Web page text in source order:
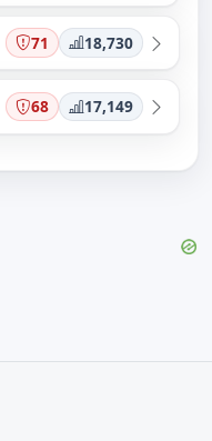
71 18,730
68 17,149